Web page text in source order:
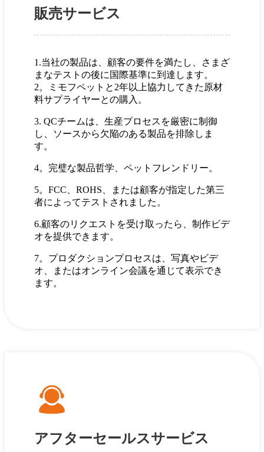
販売サービス
1.当社の製品は、顧客の要件を満たし、さまざ
まなテストの後に国際基準に到達します。
2。ミモフペットと2年以上協力してきた原材
料サプライヤーとの購入。
3. QCチームは、生産プロセスを厳密に制御
し、ソースから欠陥のある製品を排除しま
す。
4。完璧な製品哲学、ペットフレンドリー。
5。FCC、ROHS、または顧客が指定した第三
者によってテストされました。
6.顧客のリクエストを受け取ったら、制作ビデ
オを提供できます。
7。プロダクションプロセスは、写真やビデ
オ、またはオンライン会議を通じて表示でき
ます。
アフターセールスサービス